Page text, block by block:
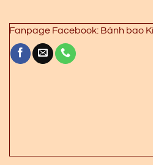
Fanpage Facebook: Bánh bao